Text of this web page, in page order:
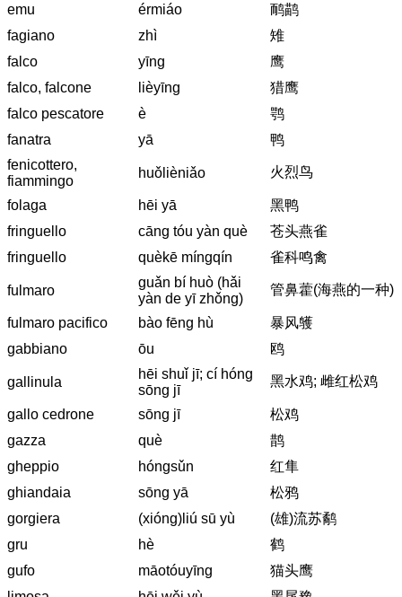
emu
érmiáo
鸸鹋
fagiano
zhì
雉
falco
yīng
鹰
falco, falcone
lièyīng
猎鹰
falco pescatore
è
鹗
fanatra
yā
鸭
fenicottero,
fiammingo
huǒlièniǎo 火烈鸟
folaga hēi yā
黑鸭
fringuello
cāng tóu yàn què
苍头燕雀
fringuello
quèkē míngqín 雀科鸣禽
fulmaro
guǎn bí huò (hǎi
yàn de yī zhǒng)
管鼻藿(海燕的一种)
fulmaro pacifico bào fēng hù
暴风鹱
gabbiano
ōu 鸥
gallinula
hēi shuǐ jī; cí hóng
sōng jī
黑水鸡; 雌红松鸡
gallo cedrone sōng jī
松鸡
gazza
què
鹊
gheppio
hóngsǔn
红隼
ghiandaia
sōng yā
松鸦
gorgiera
(xióng)liú sū yù
(雄)流苏鹬
gru
hè
鹤
gufo
māotóuyīng
猫头鹰